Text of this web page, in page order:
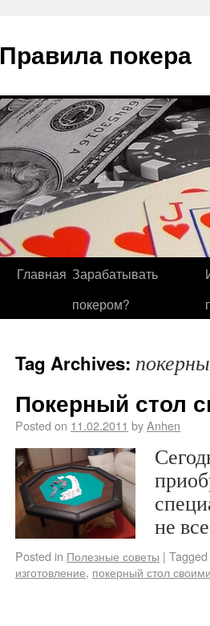
Правила покера
Главная Зарабатывать
покером?
Tag Archives:
Покерный стол
Posted on 11.02.2011 byAnhen
не
Posted in Полезные советы | Tagged
изготовление, покерный стол